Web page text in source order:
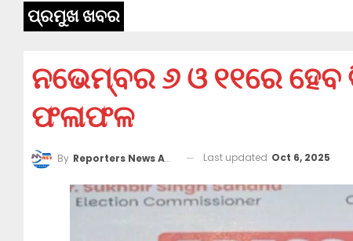
ପ୍ରମୁଖ ଖବର
ନଭେମ୍ବର ୬ ଓ ୧୧ରେ ହେବ
ଫଳାଫଳ
By Reporters News Agency Last updated Oct 6, 2025